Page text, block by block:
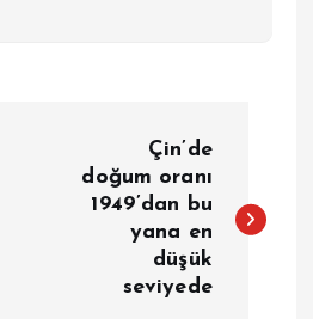
Çin’de
doğum oranı
1949’dan bu
yana en
düşük
seviyede